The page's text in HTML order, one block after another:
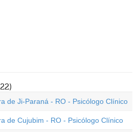
de Ji-Paraná - RO - Psicólogo Clínico
de Cujubim - RO - Psicólogo Clínico